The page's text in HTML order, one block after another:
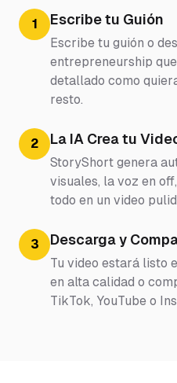
1 Escribe tu Guión
Escribe tu guión o
entrepreneurship
detallado como
resto.
2 La IA Crea tu
StoryShort genera
visuales, la voz en
todo en un video
3 Descarga y
Tu video estará listo
en alta calidad o
TikTok, YouTube o